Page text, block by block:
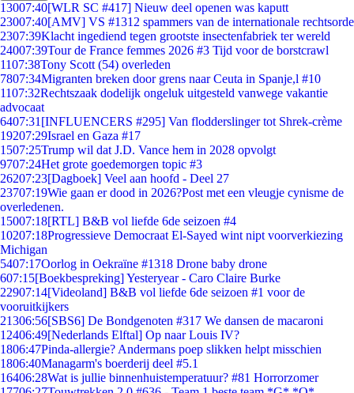
13007:40[WLR SC #417] Nieuw deel openen was kaputt
23007:40[AMV] VS #1312 spammers van de internationale rechtsorde
2307:39Klacht ingediend tegen grootste insectenfabriek ter wereld
24007:39Tour de France femmes 2026 #3 Tijd voor de borstcrawl
1107:38Tony Scott (54) overleden
7807:34Migranten breken door grens naar Ceuta in Spanje,l #10
1107:32Rechtszaak dodelijk ongeluk uitgesteld vanwege vakantie
advocaat
6407:31 [INFLUENCERS #295] Van flodderslinger tot Shrek-crème
19207:29Israel en Gaza #17
1507:25Trump wil dat J.D. Vance hem in 2028 opvolgt
9707:24Het grote goedemorgen topic #3
26207:23[Dagboek] Veel aan hoofd - Deel 27
23707:19Wie gaan er dood in 2026?Post met een vleugje cynisme de
overledenen.
15007:18[RTL] B&B vol liefde 6de seizoen #4
10207:18Progressieve Democraat El-Sayed wint nipt voorverkiezing
Michigan
5407:17Oorlog in Oekraïne #1318 Drone baby drone
607:15[Boekbespreking] Yesteryear - Caro Claire Burke
22907:14[Videoland] B&B vol liefde 6de seizoen #1 voor de
vooruitkijkers
21306:56[SBS6] De Bondgenoten #317 We dansen de macaroni
12406:49[Nederlands Elftal] Op naar Louis IV?
1806:47Pinda-allergie? Andermans poep slikken helpt misschien
1806:40Managarm's boerderij deel #5.1
16406:28Wat is jullie binnenhuistemperatuur? #81 Horrorzomer